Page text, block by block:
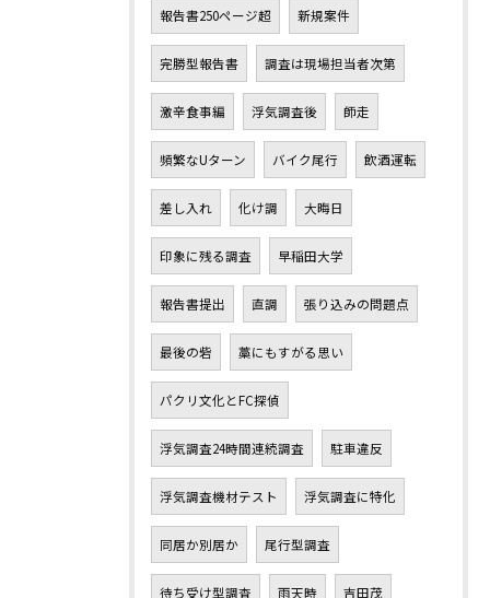
報告書250ページ超 新規案件
完勝型報告書 調査は現場担当者次第
激辛食事編 浮気調査後 師走
頻繁なUターン バイク尾行 飲酒運転
差し入れ 化け調 大晦日
印象に残る調査 早稲田大学
報告書提出 直調 張り込みの問題点
最後の砦 藁にもすがる思い
パクリ文化とFC探偵
浮気調査24時間連続調査 駐車違反
浮気調査機材テスト 浮気調査に特化
同居か別居か 尾行型調査
待ち受け型調査 雨天時 吉田茂